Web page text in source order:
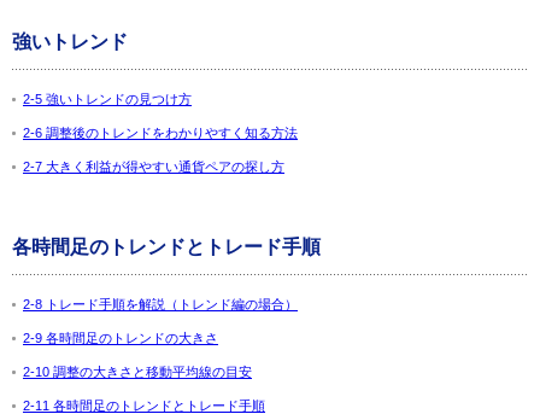
強いトレンド
2-5 強いトレンドの見つけ方
2-6 調整後のトレンドをわかりやすく知る方法
2-7 大きく利益が得やすい通貨ペアの探し方
各時間足のトレンドとトレード手順
2-8 トレード手順を解説（トレンド編の場合）
2-9 各時間足のトレンドの大きさ
2-10 調整の大きさと移動平均線の目安
2-11 各時間足のトレンドとトレード手順